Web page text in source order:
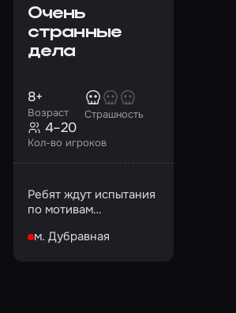
Очень
странные
дела
Возраст
8+
Страшность
Кол-во игроков
4–20
Ребят ждут испытания
по мотивам
сериала
м. Дубравная